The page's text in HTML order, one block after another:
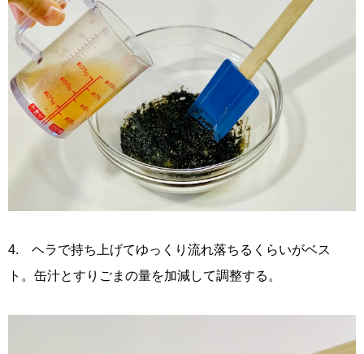
4. ヘラで持ち上げてゆっくり流れ落ちるくらいがベス
ト。缶汁とすりごまの量を加減して調整する。